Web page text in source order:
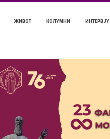
ЖИВОТ КОЛУМНИ ИНТЕРВЈУ